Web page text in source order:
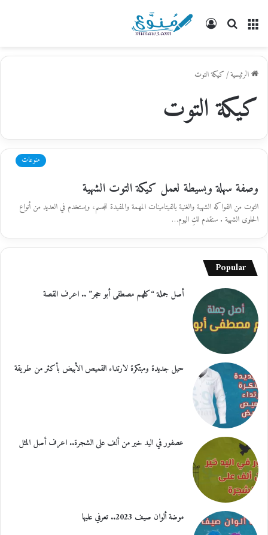
القائمة
بحث
تسجيل
الرئيسية/كيكة التوت
كيكة التوت
منوعات
وصفة سهلة وبسيطة لعمل كيكة التوت الشهية
التوت من الفواكه الشهية والغنية بالفيتامينات المهمة والمفيدة للجسم، ويستخدم في العديد من أنواع
الحلوى الشهية . سنقدم لكِ اليوم…
Popular
أصل جملة “كلهم مصطفى أبو حجر” .. اعرف القصة
حيل جديدة ومبتكرة لارتداء القميص الأبيض بأكثر من طريقة
عصفور في اليد خير من ألف على الشجرة.. اعرف أصل المثل
موضة ألوان صيف 2023.. تعرفي عليها